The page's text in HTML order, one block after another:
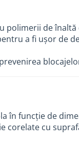
polimerii de înaltă
a fi ușor de
în funcție de
corelate cu